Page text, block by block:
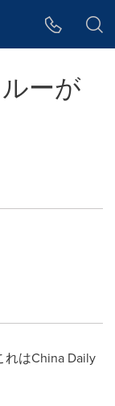
ーが
はChina Daily